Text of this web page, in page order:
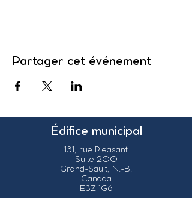
Partager cet événement
Édifice municipal
131, rue Pleasant
Suite 200
Grand-Sault, N.-B.
Canada
E3Z 1G6